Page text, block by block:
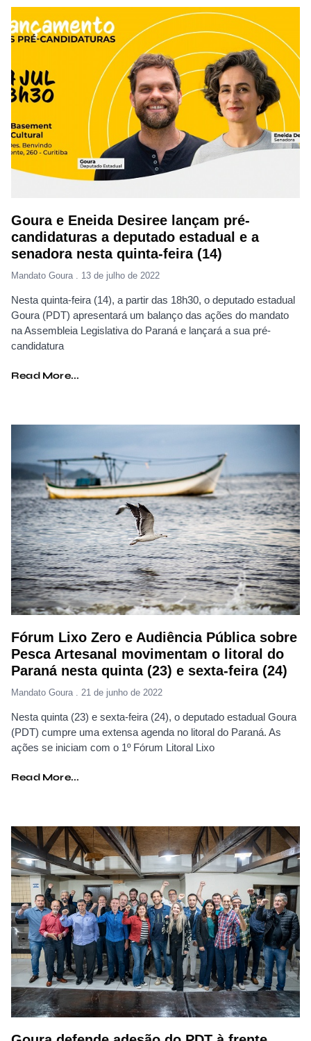
Goura e Eneida Desiree lançam pré-
candidaturas a deputado estadual e a
senadora nesta quinta-feira (14)
Mandato Goura 13 de julho de 2022
Nesta quinta-feira (14), a partir das 18h30, o deputado estadual
Goura (PDT) apresentará um balanço das ações do mandato
na Assembleia Legislativa do Paraná e lançará a sua pré-
candidatura
Read More...
Fórum Lixo Zero e Audiência Pública sobre
Pesca Artesanal movimentam o litoral do
Paraná nesta quinta (23) e sexta-feira (24)
Mandato Goura 21 de junho de 2022
Nesta quinta (23) e sexta-feira (24), o deputado estadual Goura
(PDT) cumpre uma extensa agenda no litoral do Paraná. As
ações se iniciam com o 1º Fórum Litoral Lixo
Read More...